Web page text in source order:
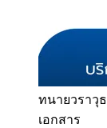
ทนายวราวุธ
เอกสาร